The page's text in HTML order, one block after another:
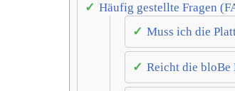
Häufig gestellte Fragen
Muss ich die
Reicht die bloBe